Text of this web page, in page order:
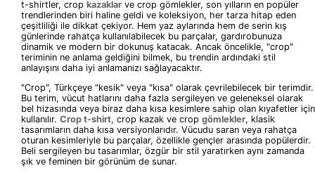
t-shirtler, crop kazaklar ve crop gömlekler, son yılların en popüler
trendlerinden biri haline geldi ve koleksiyon, her tarza hitap eden
çeşitliliği ile dikkat çekiyor. Hem yaz aylarında hem de serin kış
günlerinde rahatça kullanılabilecek bu parçalar, gardırobunuza
dinamik ve modern bir dokunuş katacak. Ancak öncelikle, "crop"
teriminin ne anlama geldiğini bilmek, bu trendin ardındaki stil
anlayışını daha iyi anlamanızı sağlayacaktır.
"Crop", Türkçeye "kesik" veya "kısa" olarak çevrilebilecek bir terimdir.
Bu terim, vücut hatlarını daha fazla sergileyen ve geleneksel olarak
bel hizasında veya biraz daha kısa kesimlere sahip olan kıyafetler için
kullanılır. Crop t-shirt, crop kazak ve crop gömlekler, klasik
tasarımların daha kısa versiyonlarıdır. Vücudu saran veya rahatça
oturan kesimleriyle bu parçalar, özellikle gençler arasında popülerdir.
Beli sergileyen bu tasarımlar, özgür bir stil yaratırken aynı zamanda
şık ve feminen bir görünüm de sunar.